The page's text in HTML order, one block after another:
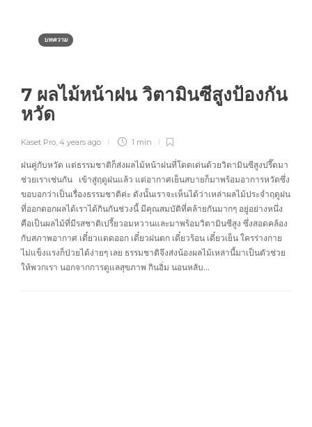
บทความ
7 ผลไม้หน้าฝน วิตามินซีสูงป้องกัน
หวัด
Kaset Pro, 4 years ago 1 min
ฝนคู่กับหวัด แต่ธรรมชาติก็ส่งผลไม้หน้าฝนที่โดดเด่นด้วยวิตามินซีสูงปรี๊ดมา
ช่วยเราเช่นกัน เข้าสู่ฤดูฝนแล้ว แต่อากาศเย็นสบายก็มาพร้อมอาการหวัดซึ่ง
ขอบอกว่าเป็นเรื่องธรรมชาติค่ะ ดังนั้นเราจะเห็นได้ว่าเหล่าผลไม้ประจำฤดูฝน
ที่ออกดอกผลได้เราได้กินกันช่วงนี้ มีคุณสมบัติที่คล้ายกันมากๆ อยู่อย่างหนึ่ง
คือเป็นผลไม้ที่มีรสชาติเปรี้ยวอมหวานและมาพร้อมวิตามินซีสูง ซึ่งสอดคล้อง
กับสภาพอากาศ เดี๋ยวแดดออก เดี๋ยวฝนตก เดี๋ยวร้อน เดี๋ยวเย็น ใครร่างกาย
ไม่แข็งแรงก็ป่วยได้ง่ายๆ เลย ธรรมชาติจึงส่งน้องผลไม้เหล่านี้มาเป็นตัวช่วย
ให้พวกเรา นอกจากการดูแลสุขภาพ กินอิ่ม นอนหลับ…